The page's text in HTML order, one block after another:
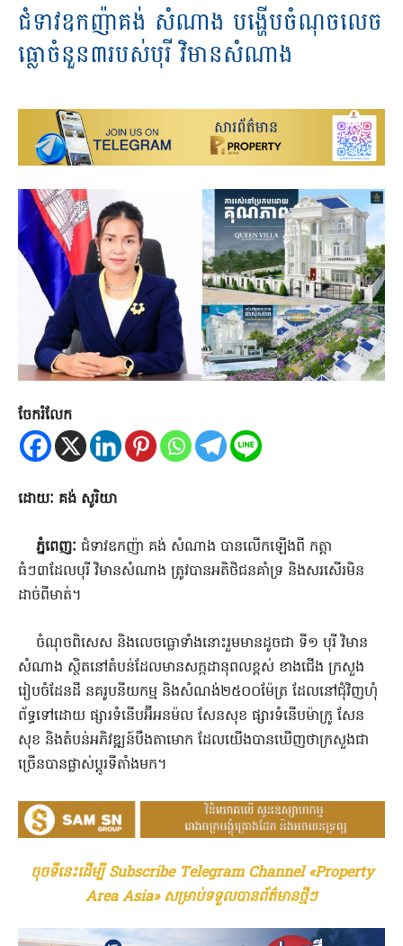
ជំទាវឧកញ៉ាគង់ សំណាង បង្ហើបចំណុចលេច
ធ្លោចំនួន៣របស់បុរី វិមានសំណាង
ចែករំលែក
ដោយៈ គង់ សូរិយា
ភ្នំពេញៈ ជំទាវឧកញ៉ា គង់ សំណាង បានលើកឡើងពី កត្តា
ធំៗ៣ដែលបុរី វិមានសំណាង ត្រូវបានអតិថិជនគាំទ្រ និងសរសើរមិន
ដាច់ពីមាត់។
ចំណុចពិសេស និងលេចធ្លោទាំងនោះរួមមានដូចជា ទី១ បុរី វិមាន
សំណាង ស្ថិតនៅតំបន់ដែលមានសក្កដានុពលខ្ពស់ ខាងជើង ក្រសួង
រៀបចំដែនដី នគរូបនីយកម្ម និងសំណង់២៥០០ម៉ែត្រ ដែលនៅជុំវិញហុំ
ព័ទ្ធទៅដោយ ផ្សារទំនើបអ៊ីអនម៉ល សែនសុខ ផ្សារទំនើបម៉ាក្រូ សែន
សុខ និងតំបន់អភិវឌ្ឍន៍បឹងតាមោក ដែលយើងបានឃើញថាក្រសួងជា
ច្រើនបានផ្លាស់ប្តូរទីតាំងមក។
ចុចទីនេះដើម្បី Subscribe Telegram Channel «Property
Area Asia» សម្រាប់ទទួលបានព័ត៌មានថ្មីៗ